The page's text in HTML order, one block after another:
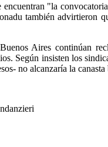
"la
también advirtieron
Aires continúan
Según insisten los
no alcanzaría la